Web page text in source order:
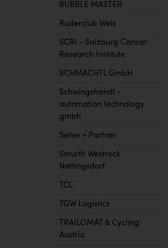
RUBBLE MASTER
Ruderclub Wels
SCRI - Salzburg Cancer
Research Institute
SCHMACHTL GmbH
Schwingshandl -
automation technology
gmbh
Seher + Partner
Smurfit Westrock
Nettingsdorf
TCL
TGW Logistics
TRAILOMAT & Cycling
Austria